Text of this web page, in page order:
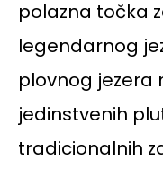
polazna točka
legendarnog
plovnog jezera
jedinstvenih
tradicionalnih